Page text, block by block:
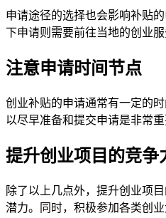
申请途径的选择也会影响补贴
下申请则需要前往当地的创业
注意申请时间节点
创业补贴的申请通常有一定的
以尽早准备和提交申请是非常重
提升创业项目的竞争
除了以上几点外，提升创业项
潜力。同时，积极参加各类创